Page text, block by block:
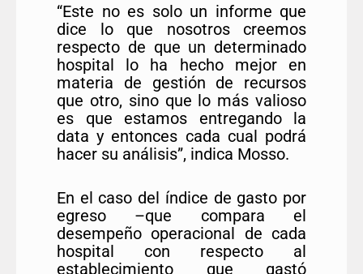
“Este no es solo un informe que
dice lo que nosotros creemos
respecto de que un determinado
hospital lo ha hecho mejor en
materia de gestión de recursos
que otro, sino que lo más valioso
es que estamos entregando la
data y entonces cada cual podrá
hacer su análisis”, indica Mosso.
En el caso del índice de gasto por
egreso –que compara el
desempeño operacional de cada
hospital con respecto al
establecimiento que gastó